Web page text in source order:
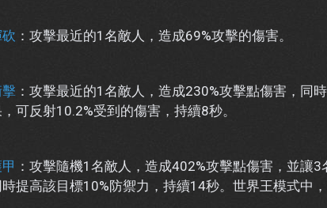
：攻擊最近的1名敵人，造成69%攻擊的傷害。
：攻擊最近的1名敵人，造成230%攻擊點傷害，同
可反射10.2%受到的傷害，持續8秒。
：攻擊隨機1名敵人，造成402%攻擊點傷害，並
提高該目標10%防禦力，持續14秒。世界王模式中